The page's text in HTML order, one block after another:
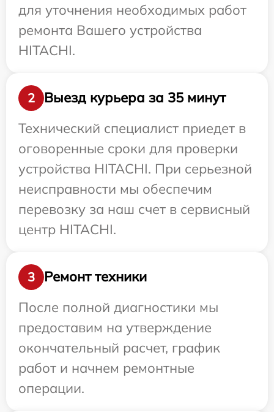
для уточнения необходимых работ
ремонта Вашего устройства
HITACHI.
2
Выезд курьера за 35 минут
Технический специалист приедет в
оговоренные сроки для проверки
устройства HITACHI. При серьезной
неисправности мы обеспечим
перевозку за наш счет в сервисный
центр HITACHI.
3
Ремонт техники
После полной диагностики мы
предоставим на утверждение
окончательный расчет, график
работ и начнем ремонтные
операции.